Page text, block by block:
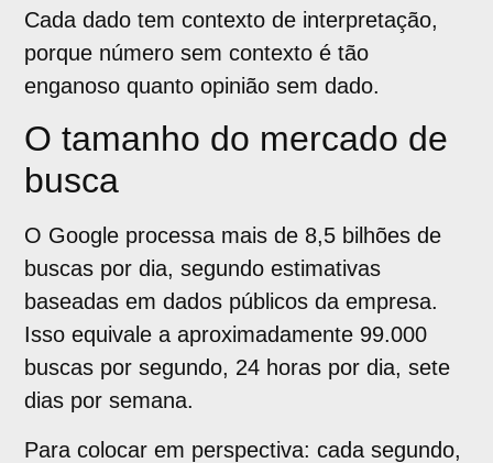
Cada dado tem contexto de interpretação,
porque número sem contexto é tão
enganoso quanto opinião sem dado.
O tamanho do mercado de
busca
O Google processa mais de 8,5 bilhões de
buscas por dia, segundo estimativas
baseadas em dados públicos da empresa.
Isso equivale a aproximadamente 99.000
buscas por segundo, 24 horas por dia, sete
dias por semana.
Para colocar em perspectiva: cada segundo,